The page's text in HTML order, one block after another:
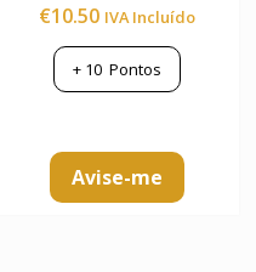
€10.50 IVA Incluído
+ 10Pontos
Avise-me